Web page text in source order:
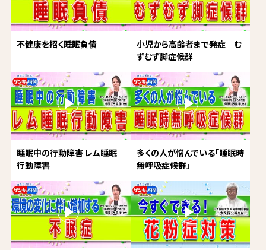
不健康を招く睡眠負債
小児から高齢者まで発症 む
ずむず脚症候群
睡眠中の行動障害 レム睡眠
行動障害
多くの人が悩んでいる「睡眠時
無呼吸症候群」